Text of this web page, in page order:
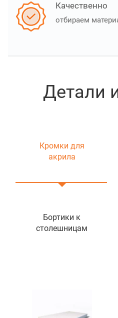
Качественно
отбираем
Детали
Кромки для
акрила
Бортики к
столешницам